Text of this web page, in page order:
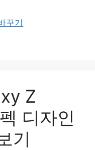
꾸기
Z
디자인
기